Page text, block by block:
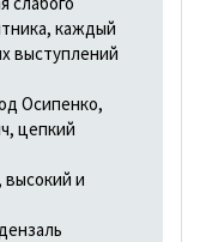
каждый
выступлений
Осипенко,
цепкий
и